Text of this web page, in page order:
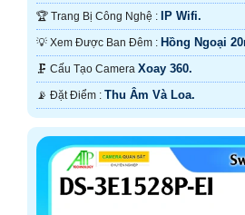
🏆 Trang Bị Công Nghệ : IP Wifi.
💡 Xem Được Ban Đêm : Hồng Ngoại
IR. 🗜️ Cấu Tạo Camera Xoay 360.
️📡 Đặt Điểm : Thu Âm Và Loa.